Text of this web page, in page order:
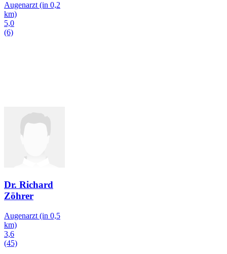
Augenarzt (in 0,2
km)
5,0
(6)
Dr. Richard
Zöhrer
Augenarzt (in 0,5
km)
3,6
(45)